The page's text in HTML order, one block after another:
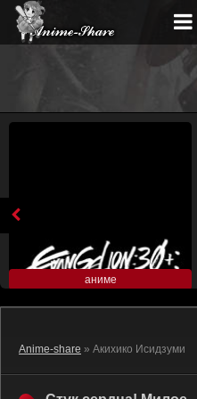
аниме
Anime-share » Акихико Исидзуми